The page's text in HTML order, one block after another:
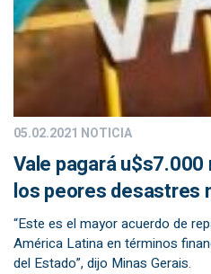
05.02.2021 NOTICIA
Vale pagará
los peores desastres
“Este es el mayor acuerdo de
América Latina en términos
del Estado”, dijo Minas Gerais.